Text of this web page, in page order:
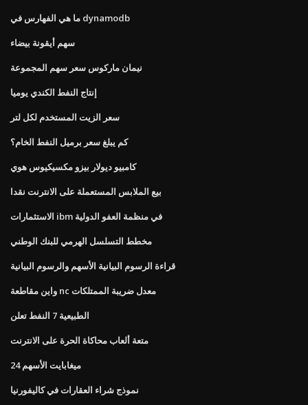
ما هي الفهارس في dynamodb
سهم أيقونة بيضاء
نيمان ماركوس سعر سهم المجموعة
إنتاج النفط الكندي يوميا
سعر الزيت المستخدم لكل لتر
كم يبلغ سعر برميل النفط الخام؟
كامبيو ديولار بيزو مكسيكيوس هوي
بيع الملابس المستعملة على الانترنت نقدا
الاستثمارات ibm في منظمة العفو الدولية
مخطط التسلسل الهرمي للبنك الوطني
قراءة الرسوم البيانية الأسهم والرسوم البيانية
واين مقاطعة nc معدل ضريبة الممتلكات
الطبيعية 7 النفط تعلن
متعة ألعاب محاكاة الحرة على الانترنت
ميغابايت الأسهم 24
نموذج شراء العقارات في كاليفورنيا